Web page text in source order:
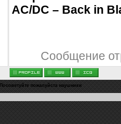
AC/DC – Back in
Сообщение
Посоветуйте пожалуйста наушники